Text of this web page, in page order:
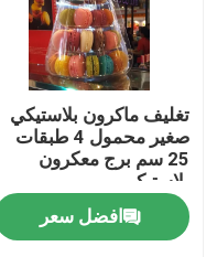
تغليف ماكرون بلاستيكي
صغير محمول 4 طبقات
25 سم برج معكرون
بلاستيكي
افضل سعر